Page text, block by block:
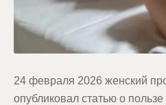
24 февраля 2026 женский
опубликовал статью о